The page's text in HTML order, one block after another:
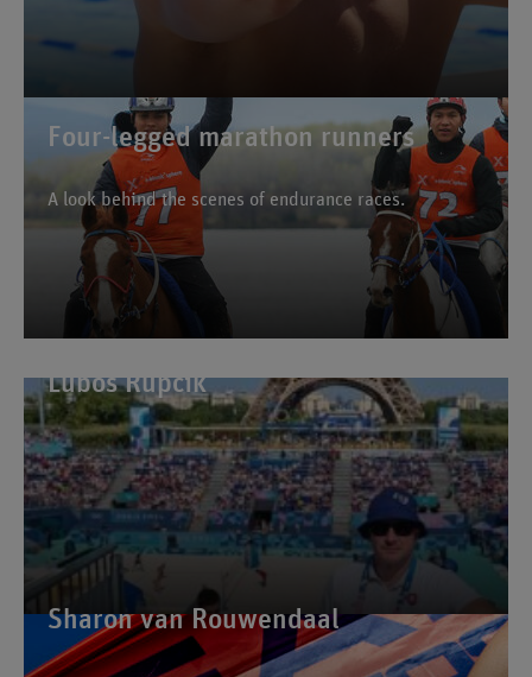
Four-legged marathon runners
A look behind the scenes of endurance races.
Luboš Rupčík
Sharon van Rouwendaal